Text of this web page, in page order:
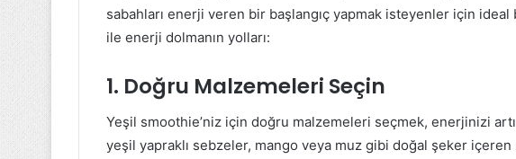
sabahları enerji veren bir başlangıç yapmak isteyenler için
ile enerji dolmanın yolları:
1. Doğru Malzemeleri Seçin
Yeşil smoothie’niz için doğru malzemeleri seçmek, enerjinizi
yeşil yapraklı sebzeler, mango veya muz gibi doğal şeker